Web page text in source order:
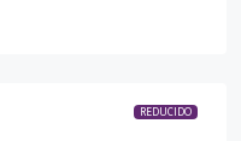
REDUCIDO